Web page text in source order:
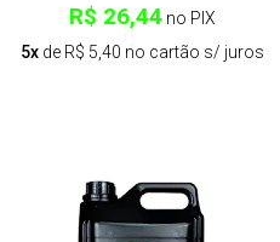
R$ 26,44no PIX
5xde R$ 5,40 no cartão s/ juros